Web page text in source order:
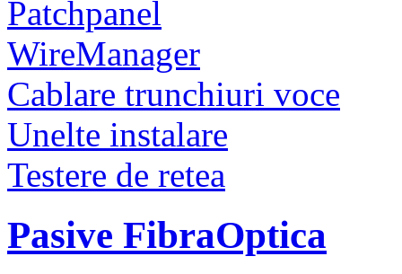
Patchpanel
WireManager
Cablare trunchiuri voce
Unelte instalare
Testere de retea
Pasive FibraOptica